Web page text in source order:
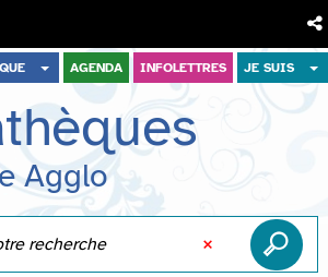
AGENDA INFOLETTRES JE SUIS
thèques
Agglo